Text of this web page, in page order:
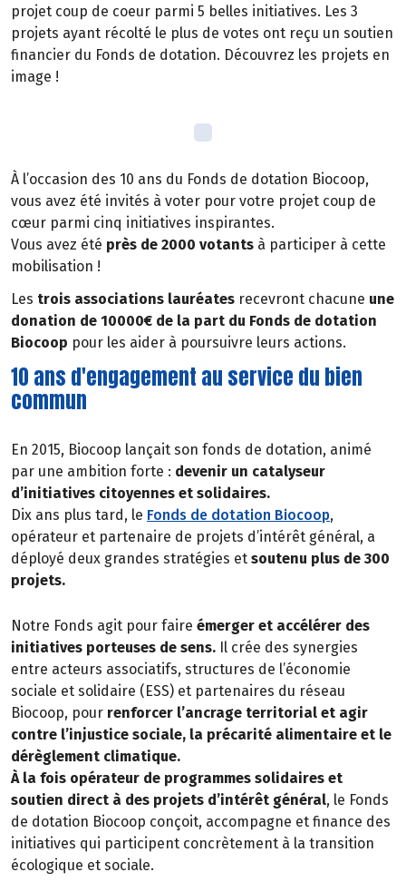
projet coup de coeur parmi 5 belles initiatives. Les 3
projets ayant récolté le plus de votes ont reçu un soutien
financier du Fonds de dotation. Découvrez les projets en
image !
À l’occasion des 10 ans du Fonds de dotation Biocoop,
vous avez été invités à voter pour votre projet coup de
cœur parmi cinq initiatives inspirantes.
Vous avez été près de 2000 votants à participer à cette
mobilisation !
Les trois associations lauréates recevront chacune une
donation de 10000€ de la part du Fonds de dotation
Biocoop pour les aider à poursuivre leurs actions.
10 ans d'engagement au service du bien
commun
En 2015, Biocoop lançait son fonds de dotation, animé
par une ambition forte : devenir un catalyseur
d’initiatives citoyennes et solidaires.
Dix ans plus tard, le Fonds de dotation Biocoop,
opérateur et partenaire de projets d’intérêt général, a
déployé deux grandes stratégies et soutenu plus de 300
projets.
Notre Fonds agit pour faire émerger et accélérer des
initiatives porteuses de sens. Il crée des synergies
entre acteurs associatifs, structures de l’économie
sociale et solidaire (ESS) et partenaires du réseau
Biocoop, pour renforcer l’ancrage territorial et agir
contre l’injustice sociale, la précarité alimentaire et le
dérèglement climatique.
À la fois opérateur de programmes solidaires et
soutien direct à des projets d’intérêt général, le Fonds
de dotation Biocoop conçoit, accompagne et finance des
initiatives qui participent concrètement à la transition
écologique et sociale.